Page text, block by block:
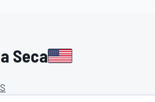
Seca